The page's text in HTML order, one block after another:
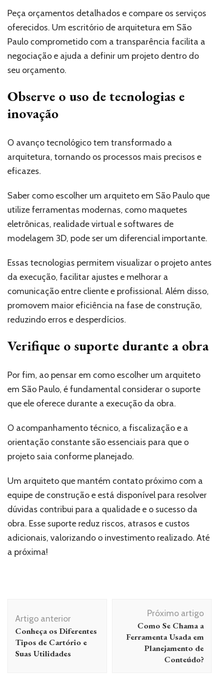
Peça orçamentos detalhados e compare os serviços
oferecidos. Um escritório de arquitetura em São
Paulo comprometido com a transparência facilita a
negociação e ajuda a definir um projeto dentro do
seu orçamento.
Observe o uso de tecnologias e
inovação
O avanço tecnológico tem transformado a
arquitetura, tornando os processos mais precisos e
eficazes.
Saber como escolher um arquiteto em São Paulo que
utilize ferramentas modernas, como maquetes
eletrônicas, realidade virtual e softwares de
modelagem 3D, pode ser um diferencial importante.
Essas tecnologias permitem visualizar o projeto antes
da execução, facilitar ajustes e melhorar a
comunicação entre cliente e profissional. Além disso,
promovem maior eficiência na fase de construção,
reduzindo erros e desperdícios.
Verifique o suporte durante a obra
Por fim, ao pensar em como escolher um arquiteto
em São Paulo, é fundamental considerar o suporte
que ele oferece durante a execução da obra.
O acompanhamento técnico, a fiscalização e a
orientação constante são essenciais para que o
projeto saia conforme planejado.
Um arquiteto que mantém contato próximo com a
equipe de construção e está disponível para resolver
dúvidas contribui para a qualidade e o sucesso da
obra. Esse suporte reduz riscos, atrasos e custos
adicionais, valorizando o investimento realizado. Até
a próxima!
de
post
Artigo anterior
Conheça os Diferentes
Tipos de Cartório e
Suas Utilidades
Próximo artigo
Como Se Chama a
Ferramenta Usada em
Planejamento de
Conteúdo?